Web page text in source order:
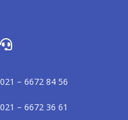
56 84 6672 – 021
61 36 6672 – 021